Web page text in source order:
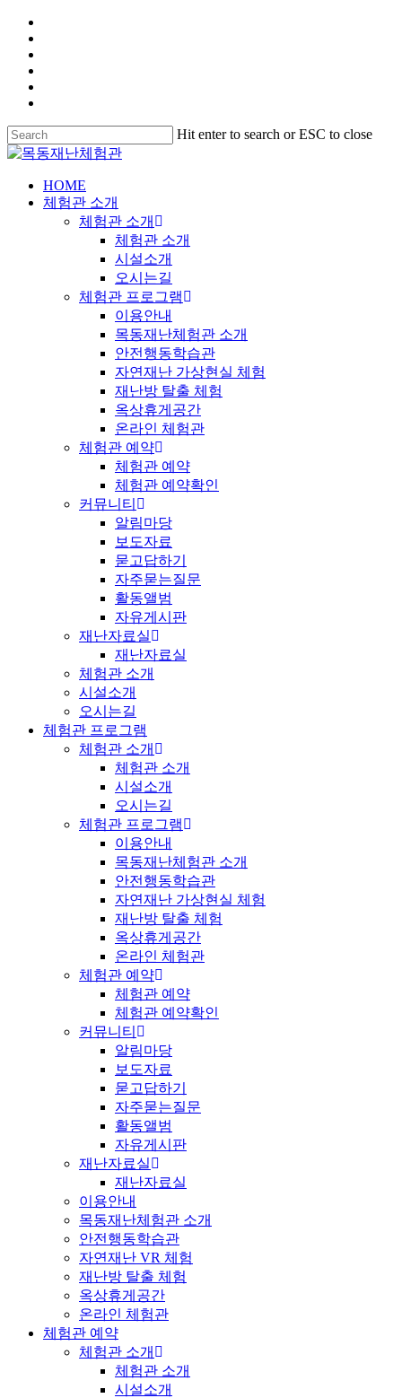
Hit enter to search or ESC to close
HOME
체험관 소개
체험관 소개
체험관 소개
시설소개
오시는길
체험관 프로그램
이용안내
목동재난체험관 소개
안전행동학습관
자연재난 가상현실 체험
재난방 탈출 체험
옥상휴게공간
온라인 체험관
체험관 예약
체험관 예약
체험관 예약확인
커뮤니티
알림마당
보도자료
묻고답하기
자주묻는질문
활동앨범
자유게시판
재난자료실
재난자료실
체험관 소개
시설소개
오시는길
체험관 프로그램
체험관 소개
체험관 소개
시설소개
오시는길
체험관 프로그램
이용안내
목동재난체험관 소개
안전행동학습관
자연재난 가상현실 체험
재난방 탈출 체험
옥상휴게공간
온라인 체험관
체험관 예약
체험관 예약
체험관 예약확인
커뮤니티
알림마당
보도자료
묻고답하기
자주묻는질문
활동앨범
자유게시판
재난자료실
재난자료실
이용안내
목동재난체험관 소개
안전행동학습관
자연재난 VR 체험
재난방 탈출 체험
옥상휴게공간
온라인 체험관
체험관 예약
체험관 소개
체험관 소개
시설소개